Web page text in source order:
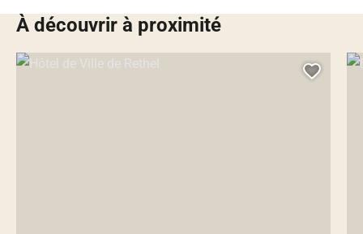
À découvrir à proximité
Hôtel de Ville de Rethel, © Droits gérés